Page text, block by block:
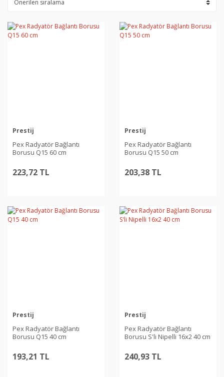
Prestij
Pex Radyatör Bağlantı
Borusu Q15 60 cm
223,72 TL
Prestij
Pex Radyatör Bağlantı
Borusu Q15 50 cm
203,38 TL
Prestij
Pex Radyatör Bağlantı
Borusu Q15 40 cm
193,21 TL
Prestij
Pex Radyatör Bağlantı
Borusu S'li Nipelli 16x2 40 cm
240,93 TL